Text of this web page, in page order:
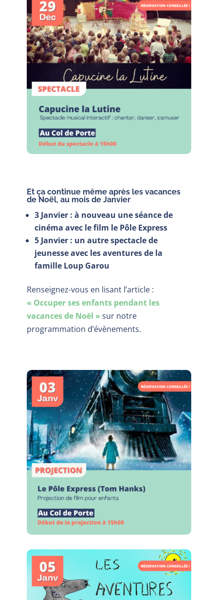
Et ça continue même après les vacances
de Noël, au mois de Janvier
3 Janvier : à nouveau une séance de
cinéma avec le film le Pôle Express
5 Janvier : un autre spectacle de
jeunesse avec les aventures de la
famille Loup Garou
Renseignez-vous en lisant l’article :
« Occuper ses enfants pendant les
vacances de Noël » sur notre
programmation d’évènements.